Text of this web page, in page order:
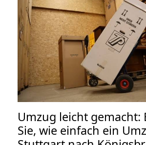
Umzug leicht gemacht:
Sie, wie einfach ein